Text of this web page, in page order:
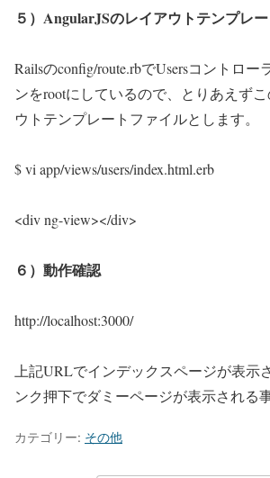
５）AngularJSのレイアウトテンプレ
Railsのconfig/route.rbでUsersコントロー
ンをrootにしているので、とりあえず
ウトテンプレートファイルとします。
$ vi app/views/users/index.html.erb
<div ng-view></div>
６）動作確認
http://localhost:3000/
上記URLでインデックスページが表示
ンク押下でダミーページが表示される
カテゴリー: その他